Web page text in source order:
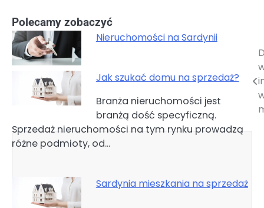
Polecamy zobaczyć
Nieruchomości na Sardynii
Jak szukać domu na sprzedaż?
Branża nieruchomości jest
branżą dość specyficzną.
Sprzedaż nieruchomości na tym rynku prowadzą
różne podmioty, od…
Sardynia mieszkania na sprzedaż
Nawigacja
wpisu